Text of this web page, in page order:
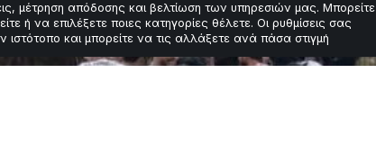
μέτρηση απόδοσης και βελτίωση των υπηρεσιών μας. Μπορείτε
ή να επιλέξετε ποιες κατηγορίες θέλετε. Οι ρυθμίσεις σας
ιστότοπο και μπορείτε να τις αλλάξετε ανά πάσα στιγμή